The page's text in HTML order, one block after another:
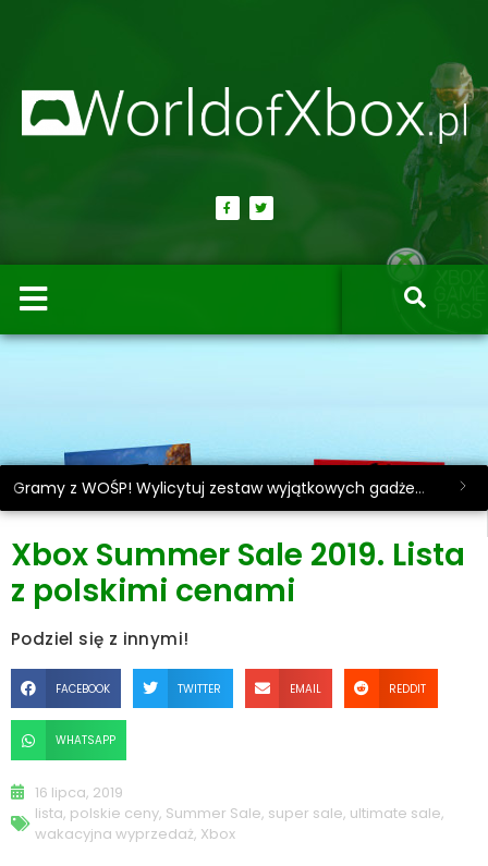
Gramy z WOŚP! Wylicytuj zestaw wyjątkowych gadżetów.
Xbox Summer Sale 2019. Lista
z polskimi cenami
Podziel się z innymi!
FACEBOOK TWITTER EMAIL REDDIT
WHATSAPP
16 lipca, 2019
lista, polskie ceny, Summer Sale, super sale, ultimate sale,
wakacyjna wyprzedaż, Xbox